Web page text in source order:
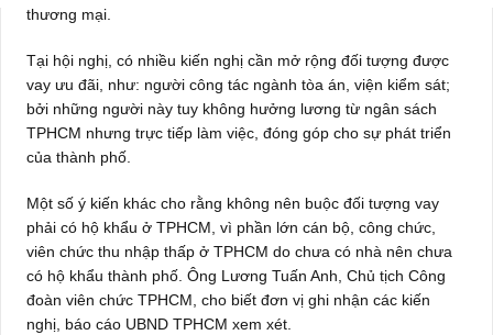
thương mại.
Tại hội nghị, có nhiều kiến nghị cần mở rộng đối tượng được
vay ưu đãi, như: người công tác ngành tòa án, viện kiểm sát;
bởi những người này tuy không hưởng lương từ ngân sách
TPHCM nhưng trực tiếp làm việc, đóng góp cho sự phát triển
của thành phố.
Một số ý kiến khác cho rằng không nên buộc đối tượng vay
phải có hộ khẩu ở TPHCM, vì phần lớn cán bộ, công chức,
viên chức thu nhập thấp ở TPHCM do chưa có nhà nên chưa
có hộ khẩu thành phố. Ông Lương Tuấn Anh, Chủ tịch Công
đoàn viên chức TPHCM, cho biết đơn vị ghi nhận các kiến
nghị, báo cáo UBND TPHCM xem xét.